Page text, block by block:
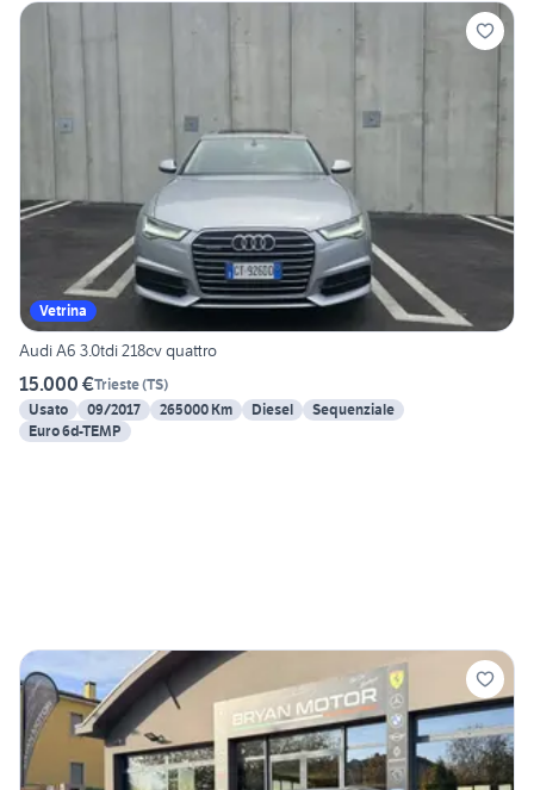
Vetrina
Audi A6 3.0tdi 218cv quattro
15.000 €Trieste(TS)
Usato
09/2017 265000 Km Diesel
Sequenziale
Euro 6d-TEMP